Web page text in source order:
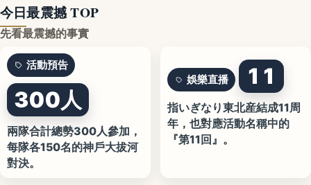
今日最震撼 TOP
先看最震撼的事實
活動預告
300人
兩隊合計總勢300人參加，
每隊各150名的神戶大拔河
對決。
娛樂直播 11
指いぎなり東北産結成11周
年，也對應活動名稱中的
『第11回』。